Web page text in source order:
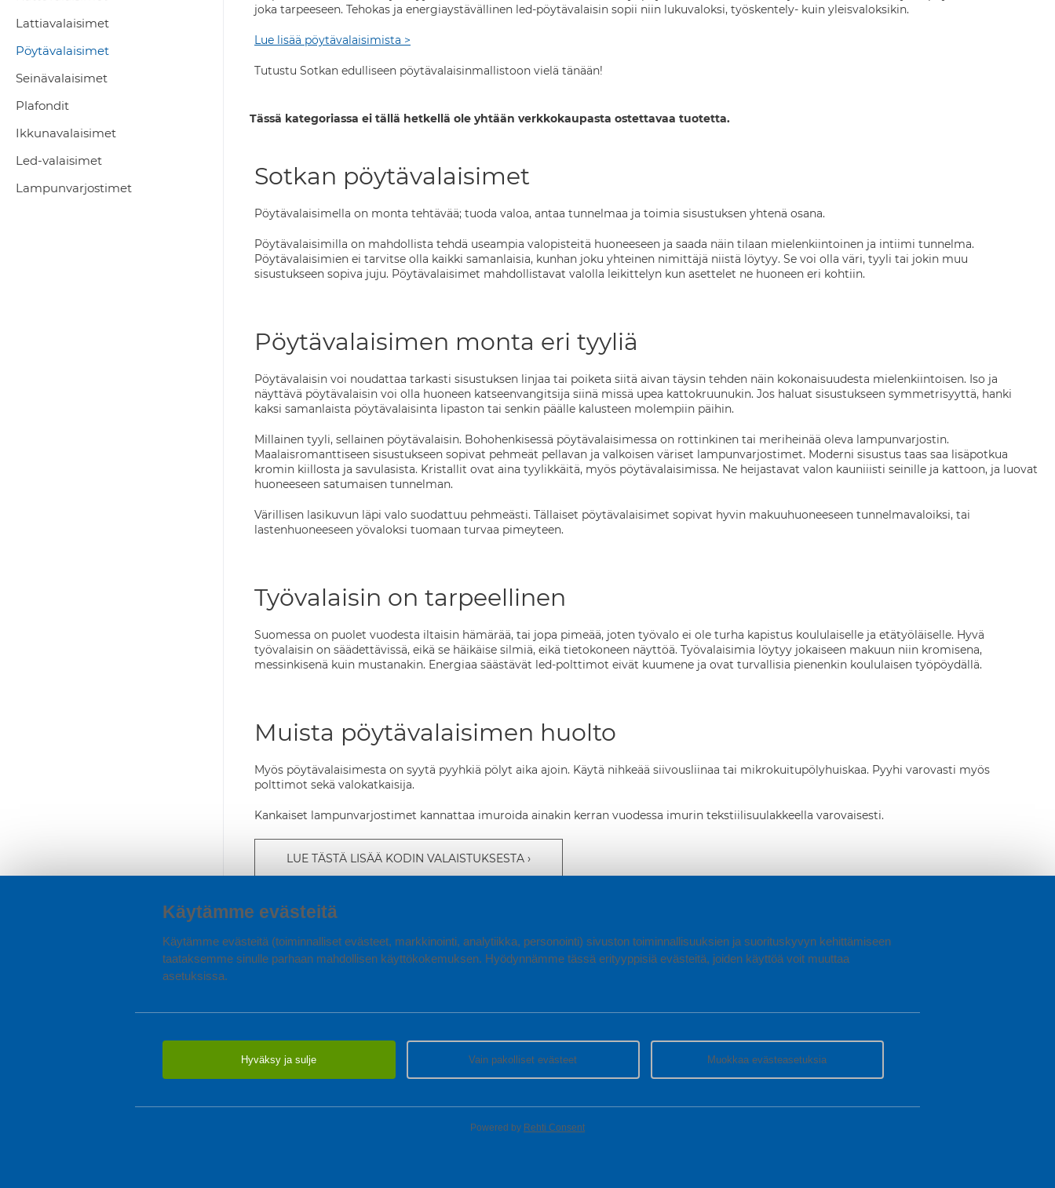
Käytämme evästeitä
Käytämme evästeitä (toiminnalliset evästeet, markkinointi, analytiikka, personointi) sivuston toiminnallisuuksien ja suorituskyvyn kehittämiseen
taataksemme sinulle parhaan mahdollisen käyttökokemuksen. Hyödynnämme tässä erityyppisiä evästeitä, joiden käyttöä voit muuttaa
asetuksissa.
Hyväksy ja sulje Vain pakolliset evästeet Muokkaa evästeasetuksia
Powered by Rehti Consent
Lattiavalaisimet
Pöytävalaisimet
Seinävalaisimet
Plafondit
Ikkunavalaisimet
Led-valaisimet
Lampunvarjostimet
joka tarpeeseen. Tehokas ja energiaystävällinen led-pöytävalaisin sopii niin lukuvaloksi, työskentely- kuin yleisvaloksikin.
Lue lisää pöytävalaisimista >
Tutustu Sotkan edulliseen pöytävalaisinmallistoon vielä tänään!
Tässä kategoriassa ei tällä hetkellä ole yhtään verkkokaupasta ostettavaa tuotetta.
Sotkan pöytävalaisimet
Pöytävalaisimella on monta tehtävää; tuoda valoa, antaa tunnelmaa ja toimia sisustuksen yhtenä osana.
Pöytävalaisimilla on mahdollista tehdä useampia valopisteitä huoneeseen ja saada näin tilaan mielenkiintoinen ja intiimi tunnelma.
Pöytävalaisimien ei tarvitse olla kaikki samanlaisia, kunhan joku yhteinen nimittäjä niistä löytyy. Se voi olla väri, tyyli tai jokin muu
sisustukseen sopiva juju. Pöytävalaisimet mahdollistavat valolla leikittelyn kun asettelet ne huoneen eri kohtiin.
Pöytävalaisimen monta eri tyyliä
Pöytävalaisin voi noudattaa tarkasti sisustuksen linjaa tai poiketa siitä aivan täysin tehden näin kokonaisuudesta mielenkiintoisen. Iso ja
näyttävä pöytävalaisin voi olla huoneen katseenvangitsija siinä missä upea kattokruunukin. Jos haluat sisustukseen symmetrisyyttä, hanki
kaksi samanlaista pöytävalaisinta lipaston tai senkin päälle kalusteen molempiin päihin.
Millainen tyyli, sellainen pöytävalaisin. Bohohenkisessä pöytävalaisimessa on rottinkinen tai meriheinää oleva lampunvarjostin.
Maalaisromanttiseen sisustukseen sopivat pehmeät pellavan ja valkoisen väriset lampunvarjostimet. Moderni sisustus taas saa lisäpotkua
kromin kiillosta ja savulasista. Kristallit ovat aina tyylikkäitä, myös pöytävalaisimissa. Ne heijastavat valon kauniiisti seinille ja kattoon, ja luovat
huoneeseen satumaisen tunnelman.
Värillisen lasikuvun läpi valo suodattuu pehmeästi. Tällaiset pöytävalaisimet sopivat hyvin makuuhuoneeseen tunnelmavaloiksi, tai
lastenhuoneeseen yövaloksi tuomaan turvaa pimeyteen.
Työvalaisin on tarpeellinen
Suomessa on puolet vuodesta iltaisin hämärää, tai jopa pimeää, joten työvalo ei ole turha kapistus koululaiselle ja etätyöläiselle. Hyvä
työvalaisin on säädettävissä, eikä se häikäise silmiä, eikä tietokoneen näyttöä. Työvalaisimia löytyy jokaiseen makuun niin kromisena,
messinkisenä kuin mustanakin. Energiaa säästävät led-polttimot eivät kuumene ja ovat turvallisia pienenkin koululaisen työpöydällä.
Muista pöytävalaisimen huolto
Myös pöytävalaisimesta on syytä pyyhkiä pölyt aika ajoin. Käytä nihkeää siivousliinaa tai mikrokuitupölyhuiskaa. Pyyhi varovasti myös
polttimot sekä valokatkaisija.
Kankaiset lampunvarjostimet kannattaa imuroida ainakin kerran vuodessa imurin tekstiilisuulakkeella varovaisesti.
LUE TÄSTÄ LISÄÄ KODIN VALAISTUKSESTA
Oli valintasi sitten moderni pöytävalaisin tai boho-henkinen pöytävalaisin, edulliset ja tyylikkäät pöytävalaisimet löydät Sotkan laajasta
verkkokaupan valaisinmallistosta. Tutustu ja valaistu vielä tänään!